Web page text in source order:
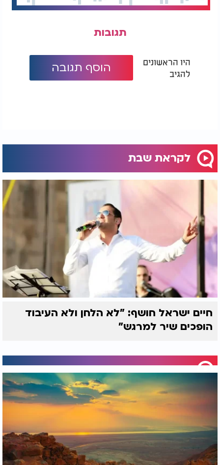
תגובות
היו הראשונים
להגיב
הוסף תגובה
לקראת שבת
חיים ישראל חושף: "לא הלחן ולא העיבוד
הופכים שיר למרגש"